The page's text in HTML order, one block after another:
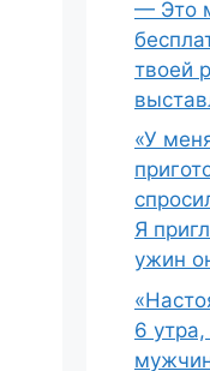
— Это
твоей
«У
Я
ужин
6